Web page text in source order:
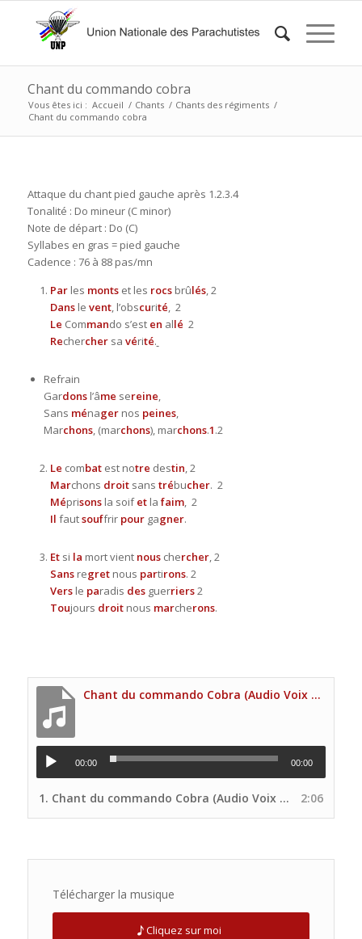
Chant du commando cobra
Vous êtes ici : Accueil / Chants / Chants des régiments /
Chant du commando cobra
Attaque du chant pied gauche après 1.2.3.4
Tonalité : Do mineur (C minor)
Note de départ : Do (C)
Syllabes en gras = pied gauche
Cadence : 76 à 88 pas/mn
Parles montset les rocsbrûlés, 2
Dansle vent, l’obscurité, 2
Le Commando s’est en allé 2
Recherchersa vérité.
Refrain
Gardonsl’âme sereine,
Sans ménagernos peines,
Marchons, (marchons), marchons.1.2
Le combatest notre destin, 2
Marchons droitsans trébucher. 2
Méprisonsla soifetla faim, 2
Il fautsouffrir pourgagner.
Etsi la mort vient nouschercher, 2
Sansregret nous partirons. 2
Versle paradis desguerriers2
Toujours droitnous marcherons.
Chant du commando Cobra (Audio Voix principale Site UNP)
00:00 00:00
1. Chant du commando Cobra (Audio Voix principale Site UNP) 2:06
Télécharger la musique
Cliquez sur moi